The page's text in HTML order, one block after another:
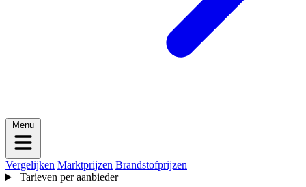
Menu
Vergelijken Marktprijzen Brandstofprijzen
Tarieven per aanbieder